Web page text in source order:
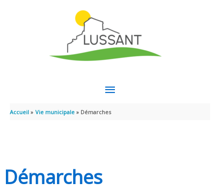
MENU
PRINCIPAL
Accueil Vie municipale Démarches
Démarches